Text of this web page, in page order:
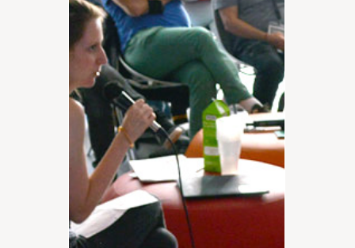
futur proche les programmes d’aides à la
mobilité.